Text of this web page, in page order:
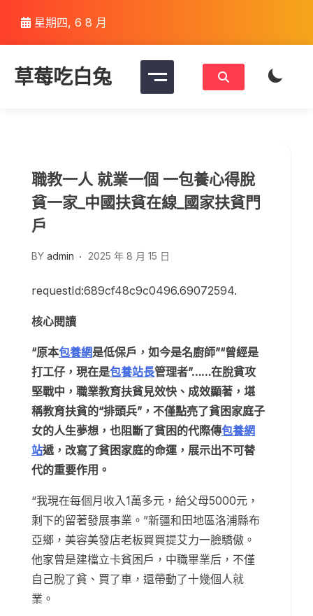
content
星期四, 6 8 月
草莓吃白兔
職教一人 就業一個 一包養心得脫
貧一家_中國扶貧在線_國家扶貧門
戶
BY admin 2025 年 8 月 15 日
requestId:689cf48c9c0496.69072594.
核心閱讀
“原本包養網是低保戶，如今是名廚師”“曾經是
打工仔，現在是包養站長管理者”……在脫貧攻
堅戰中，職業教育扶貧見效快、成效顯著，堪
稱教育扶貧的“排頭兵”，不僅點亮了貧困家庭子
女的人生夢想，也阻斷了貧困的代際傳包養網
站遞，改寫了貧困家庭的命運，展示出不可替
代的重要作用。
“我現在每個月收入1萬多元，給父母5000元，
剩下的留著發展事業。”新疆和田地區洛浦縣布
亞鄉，美容美發店老板買買提艾力一臉驕傲。
他家曾是建檔立卡貧困戶，中職畢業后，不僅
自己脫了貧、買了車，還帶動了十幾個人就
業。